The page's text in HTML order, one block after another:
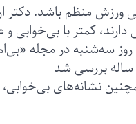
ورزش منظم باشد. دکتر
کمتر با بی‌خوابی و
روز سه‌شنبه در مجله
اوپن» منتشر شد، داده‌های بیش از چهار هزار و ۳۰۰ فرد ۳۹ تا ۶۷ ساله در یک دوره ۱۰ ساله بررسی شد
و همچنین نشانه‌های بی‌خوابی،